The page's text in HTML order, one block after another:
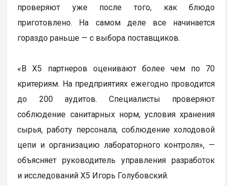
проверяют уже после того, как блюдо
приготовлено. На самом деле все начинается
гораздо раньше — с выбора поставщиков.
«В Х5 партнеров оценивают более чем по 70
критериям. На предприятиях ежегодно проводится
до 200 аудитов. Специалисты проверяют
соблюдение санитарных норм, условия хранения
сырья, работу персонала, соблюдение холодовой
цепи и организацию лабораторного контроля», —
объясняет руководитель управления разработок
и исследований Х5 Игорь Голубовский.